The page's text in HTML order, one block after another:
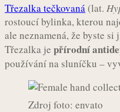
Třezalka tečkovaná (lat.
rostoucí bylinka, kterou
ale neznamená, že byste
Třezalka je přírodní
používání na sluníčku –
Zdroj foto: envato